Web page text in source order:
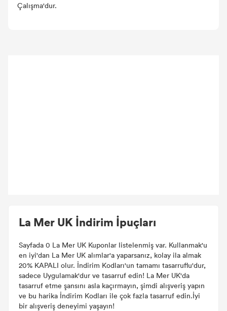
La Mer UK İndirim İpuçları
Sayfada 0 La Mer UK Kuponlar listelenmiş var. Kullanmak'u
en iyi'dan La Mer UK alımlar'a yaparsanız, kolay ila almak
20% KAPALI olur. İndirim Kodları'un tamamı tasarruflu'dur,
sadece Uygulamak'dur ve tasarruf edin! La Mer UK'da
tasarruf etme şansını asla kaçırmayın, şimdi alışveriş yapın
ve bu harika İndirim Kodları ile çok fazla tasarruf edin.İyi
bir alışveriş deneyimi yaşayın!
Çalışma'dur.